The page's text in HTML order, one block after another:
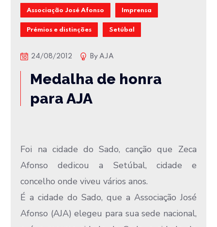
Associação José Afonso Imprensa
Prémios e distinções Setúbal
24/08/2012 ByAJA
Medalha de honra
para AJA
Foi na cidade do Sado, canção que Zeca
Afonso dedicou a Setúbal, cidade e
concelho onde viveu vários anos.
É a cidade do Sado, que a Associação José
Afonso (AJA) elegeu para sua sede nacional,